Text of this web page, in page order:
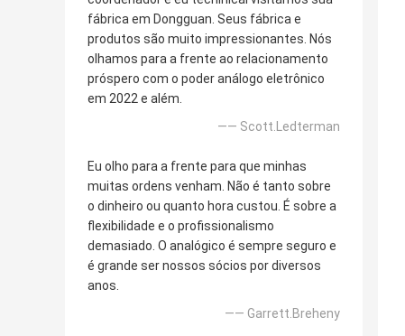
fábrica em Dongguan. Seus fábrica e
produtos são muito impressionantes. Nós
olhamos para a frente ao relacionamento
próspero com o poder análogo eletrônico
em 2022 e além.
—— Scott.Ledterman
Eu olho para a frente para que minhas
muitas ordens venham. Não é tanto sobre
o dinheiro ou quanto hora custou. É sobre a
flexibilidade e o profissionalismo
demasiado. O analógico é sempre seguro e
é grande ser nossos sócios por diversos
anos.
—— Garrett.Breheny